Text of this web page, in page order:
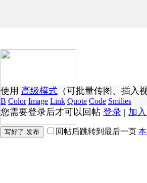
使用 高级模式 （可批量传图、插入
B Color Image Link Quote Code Smilies
您需要登录后才可以回帖 登录 | 加
回帖后跳转到最后一页